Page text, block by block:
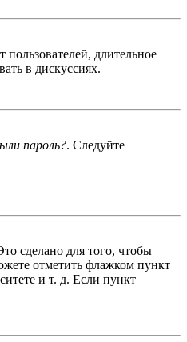
длительное
в дискуссиях.
пароль?. Следуйте
сделано для того, чтобы
отметить флажком пункт
и т. д. Если пункт